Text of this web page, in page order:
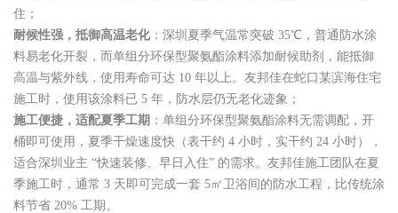
住；
耐候性强，抵御高温老化：深圳夏季气温常突破 35℃，普通防水涂
料易老化开裂，而单组分环保型聚氨酯涂料添加耐候助剂，能抵御
高温与紫外线，使用寿命可达 10 年以上。友邦佳在蛇口某滨海住宅
施工时，使用该涂料已 5 年，防水层仍无老化迹象；
施工便捷，适配夏季工期 ：单组分环保型聚氨酯涂料无需调配，开
桶即可使用，夏季干燥速度快（表干约 4 小时，实干约 24 小时），
适合深圳业主 “快速装修、早日入住” 的需求。友邦佳施工团队在夏
季施工时，通常 3 天即可完成一套 5㎡卫浴间的防水工程，比传统涂
料节省 20% 工期。